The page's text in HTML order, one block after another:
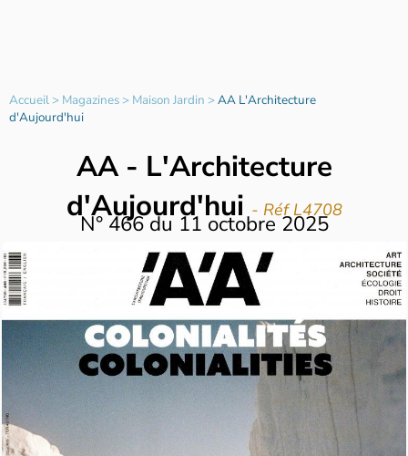
Accueil> Magazines> Maison Jardin >AA L'Architecture
d'Aujourd'hui
AA - L'Architecture
d'Aujourd'hui- Réf L4708
N°466du 11 octobre 2025